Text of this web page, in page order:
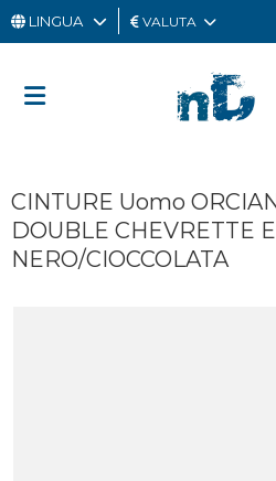
UOMO
CARD
OUTLET
LINGUA VALUTA
CINTURE Uomo
DOUBLE CHEVRETTE
NERO/CIOCCOLATA